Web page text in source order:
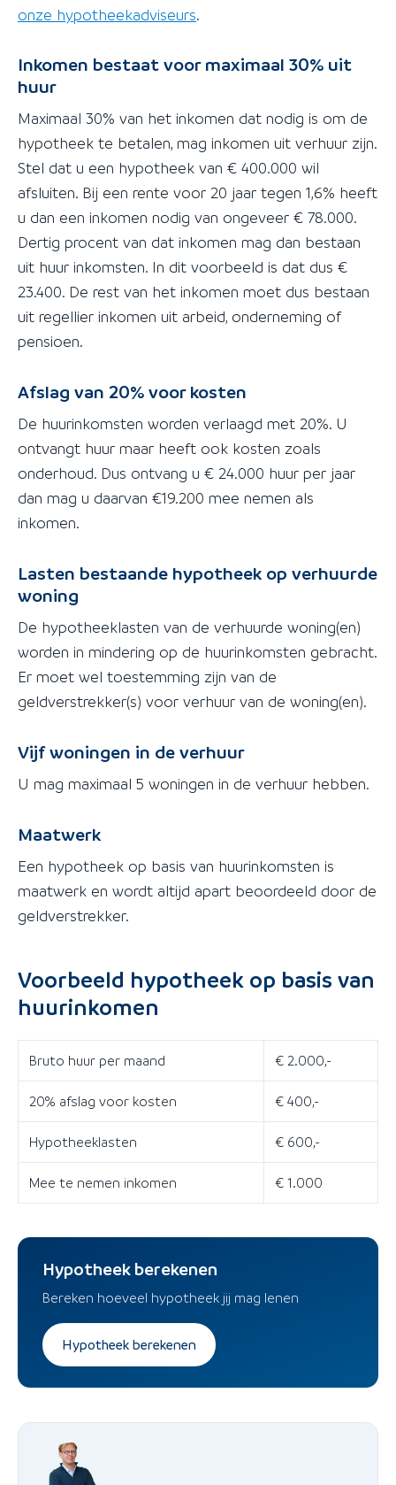
onze hypotheekadviseurs.
Inkomen bestaat voor maximaal 30% uit
huur
Maximaal 30% van het inkomen dat nodig is om de
hypotheek te betalen, mag inkomen uit verhuur zijn.
Stel dat u een hypotheek van € 400.000 wil
afsluiten. Bij een rente voor 20 jaar tegen 1,6% heeft
u dan een inkomen nodig van ongeveer € 78.000.
Dertig procent van dat inkomen mag dan bestaan
uit huur inkomsten. In dit voorbeeld is dat dus €
23.400. De rest van het inkomen moet dus bestaan
uit regellier inkomen uit arbeid, onderneming of
pensioen.
Afslag van 20% voor kosten
De huurinkomsten worden verlaagd met 20%. U
ontvangt huur maar heeft ook kosten zoals
onderhoud. Dus ontvang u € 24.000 huur per jaar
dan mag u daarvan €19.200 mee nemen als
inkomen.
Lasten bestaande hypotheek op verhuurde
woning
De hypotheeklasten van de verhuurde woning(en)
worden in mindering op de huurinkomsten gebracht.
Er moet wel toestemming zijn van de
geldverstrekker(s) voor verhuur van de woning(en).
Vijf woningen in de verhuur
U mag maximaal 5 woningen in de verhuur hebben.
Maatwerk
Een hypotheek op basis van huurinkomsten is
maatwerk en wordt altijd apart beoordeeld door de
geldverstrekker.
Voorbeeld hypotheek op basis van
huurinkomen
Bruto huur per maand € 2.000,-
20% afslag voor kosten € 400,-
Hypotheeklasten € 600,-
Mee te nemen inkomen € 1.000
Hypotheek berekenen
Bereken hoeveel hypotheek jij mag lenen
Hypotheek berekenen